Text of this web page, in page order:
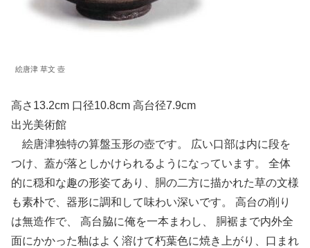
絵唐津 草文 壺
高さ13.2cm 口径10.8cm 高台径7.9cm
出光美術館
絵唐津独特の算盤玉形の壺です。 広い口部は内に段を
つけ、蓋が落としかけられるようになっています。 全体
的に穏和な趣の形姿てあり、胴の二方に描かれた草の文様
も素朴で、器形に調和して味わい深いです。 高台の削り
は無造作で、 高台脇に俺を一本まわし、 胴裾まで内外全
面にかかった釉はよく溶けて朽葉色に焼き上がり、口まれ